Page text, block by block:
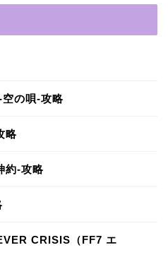
の唄-攻略
略
約-攻略
CRISIS（FF7 エ